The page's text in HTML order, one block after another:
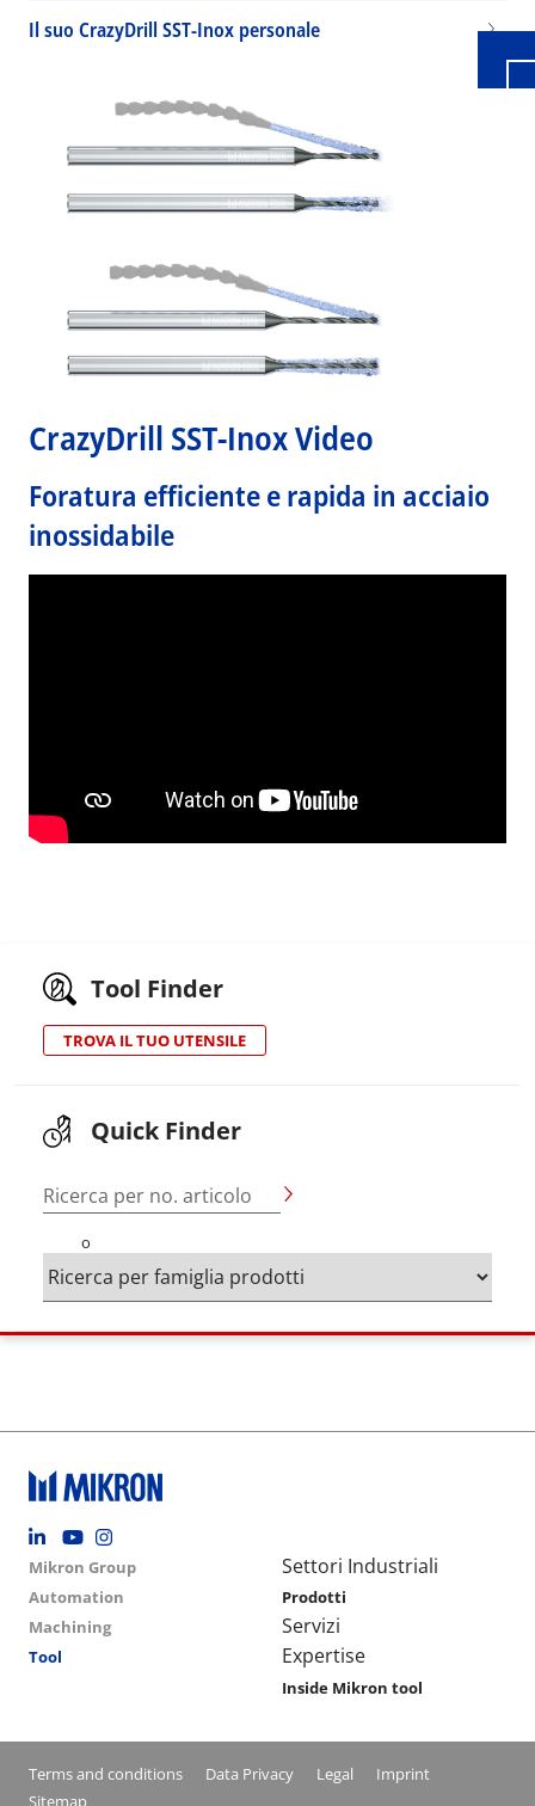
Il suo CrazyDrill SST-Inox personale
CrazyDrill SST-Inox Video
Foratura efficiente e rapida in acciaio
inossidabile
Tool Finder
TROVA IL TUO UTENSILE
Quick Finder
Ricerca per no. articolo
o
Footer social
Group menu
Mikron Group
Automation
Machining
Tool
Main navigation
Settori Industriali
Prodotti
Servizi
Expertise
Inside Mikron tool
Conditions footer menu
Terms and conditions Data Privacy Legal
Imprint
Sitemap